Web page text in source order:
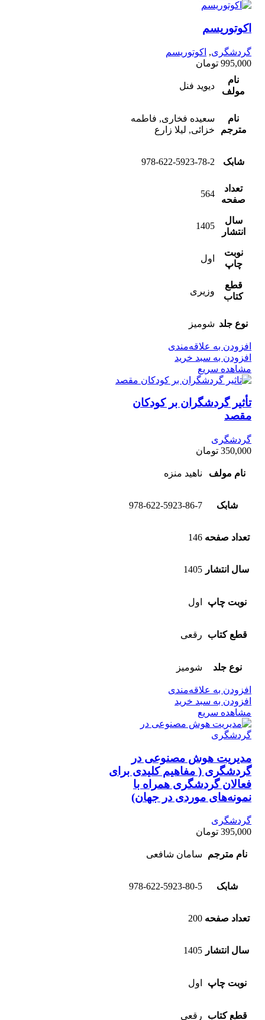
اکوتوریسم
گردشگری, اکوتوریسم
995,000 تومان
نام
مولف
دیوید فنل
نام
مترجم
سعیده فخاری, فاطمه
خزائی, لیلا زارع
شابک 978-622-5923-78-2
تعداد
صفحه
564
سال
انتشار
1405
نوبت
چاپ
اول
قطع
کتاب
وزیری
نوع جلد شومیز
افزودن به علاقه‌مندی
افزودن به سبد خرید
مشاهده سریع
تأثیر گردشگران بر کودکان
مقصد
گردشگری
350,000 تومان
نام مولف ناهید منزه
شابک 978-622-5923-86-7
تعداد صفحه 146
سال انتشار 1405
نوبت چاپ اول
قطع کتاب رقعی
نوع جلد شومیز
افزودن به علاقه‌مندی
افزودن به سبد خرید
مشاهده سریع
مدیریت هوش مصنوعی در
گردشگری ( مفاهیم کلیدی برای
فعالان گردشگری همراه با
نمونه‌های موردی در جهان)
گردشگری
395,000 تومان
نام مترجم سامان شافعی
شابک 978-622-5923-80-5
تعداد صفحه 200
سال انتشار 1405
نوبت چاپ اول
قطع کتاب رقعی